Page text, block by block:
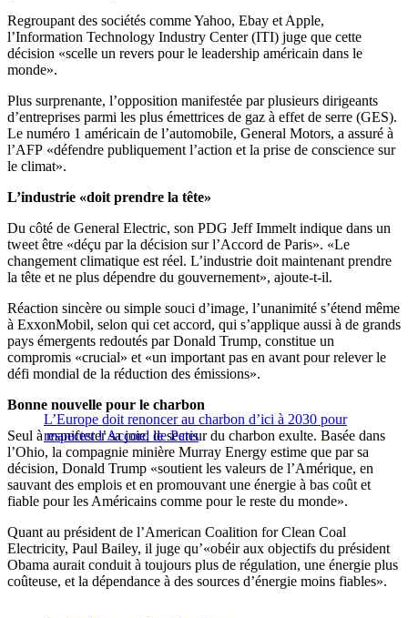
Regroupant des sociétés comme Yahoo, Ebay et Apple,
l’Information Technology Industry Center (ITI) juge que cette
décision «scelle un revers pour le leadership américain dans le
monde».
Plus surprenante, l’opposition manifestée par plusieurs dirigeants
d’entreprises parmi les plus émettrices de gaz à effet de serre (GES).
Le numéro 1 américain de l’automobile, General Motors, a assuré à
l’AFP «défendre publiquement l’action et la prise de conscience sur
le climat».
L’industrie «doit prendre la tête»
Du côté de General Electric, son PDG Jeff Immelt indique dans un
tweet être «déçu par la décision sur l’Accord de Paris». «Le
changement climatique est réel. L’industrie doit maintenant prendre
la tête et ne plus dépendre du gouvernement», ajoute-t-il.
Réaction sincère ou simple souci d’image, l’unanimité s’étend même
à ExxonMobil, selon qui cet accord, qui s’applique aussi à de grands
pays émergents redoutés par Donald Trump, constitue un
compromis «crucial» et «un important pas en avant pour relever le
défi mondial de la réduction des émissions».
L’Europe doit renoncer au charbon d’ici à 2030 pour
respecter l’Accord de Paris
Bonne nouvelle pour le charbon
Seul à manifester sa joie, le secteur du charbon exulte. Basée dans
l’Ohio, la compagnie minière Murray Energy estime que par sa
décision, Donald Trump «soutient les valeurs de l’Amérique, en
sauvant des emplois et en promouvant une énergie à bas coût et
fiable pour les Américains comme pour le reste du monde».
Quant au président de l’American Coalition for Clean Coal
Electricity, Paul Bailey, il juge qu’«obéir aux objectifs du président
Obama aurait conduit à toujours plus de régulation, une énergie plus
coûteuse, et la dépendance à des sources d’énergie moins fiables».